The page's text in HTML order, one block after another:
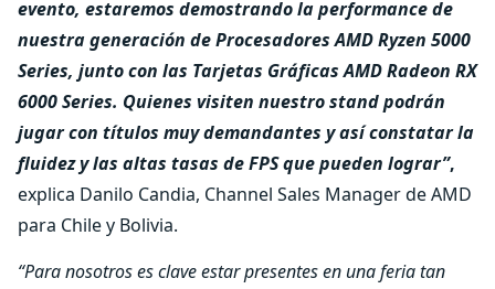
evento, estaremos demostrando la performance de
nuestra generación de Procesadores AMD Ryzen 5000
Series, junto con las Tarjetas Gráficas AMD Radeon RX
6000 Series. Quienes visiten nuestro stand podrán
jugar con títulos muy demandantes y así constatar la
fluidez y las altas tasas de FPS que pueden lograr”,
explica Danilo Candia, Channel Sales Manager de AMD
para Chile y Bolivia.
“Para nosotros es clave estar presentes en una feria tan